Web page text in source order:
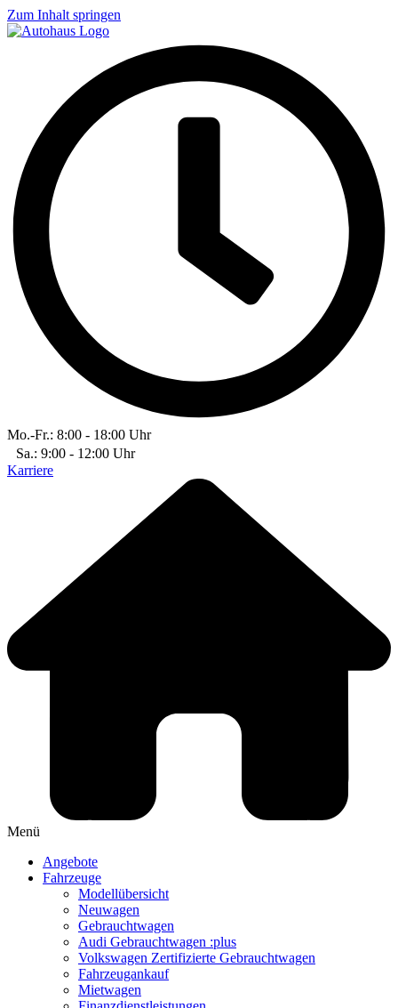
Zum Inhalt springen
Mo.-Fr.: 8:00 - 18:00 Uhr
Sa.: 9:00 - 12:00 Uhr
Karriere
Menü
Angebote
Fahrzeuge
Modellübersicht
Neuwagen
Gebrauchtwagen
Audi Gebrauchtwagen :plus
Volkswagen Zertifizierte Gebrauchtwagen
Fahrzeugankauf
Mietwagen